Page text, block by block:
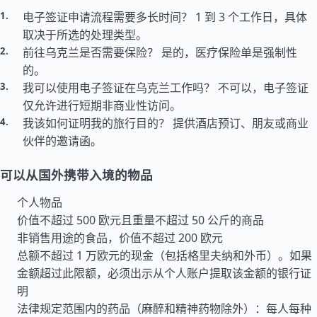
电子签证申请流程需要多长时间？ 1 到 3 个工作日，具体
取决于所选的处理类型。
前往乌克兰是否需要保险？ 是的，医疗保险单是强制性
的。
我可以使用电子签证在乌克兰工作吗？ 不可以，电子签证
仅允许进行短期非商业性访问。
我该如何证明我的旅行目的？ 提供酒店预订、朋友或商业
伙伴的邀请函。
可以从国外携带入境的物品
个人物品
价值不超过 500 欧元且重量不超过 50 公斤的商品
非销售用途的食品，价值不超过 200 欧元
总额不超过 1 万欧元的现金（包括格里夫纳和外币）。如果
金额超过此限额，必须出示从个人账户提取该金额的银行证
明
法律规定范围内的药品（麻醉和精神药物除外）：每人每种